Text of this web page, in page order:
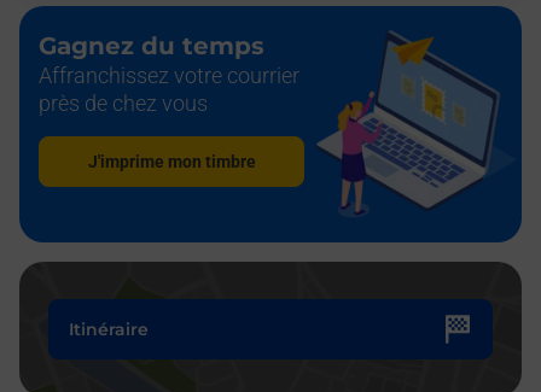
Gagnez du temps
Affranchissez votre courrier
près de chez vous
J'imprime mon timbre
Itinéraire